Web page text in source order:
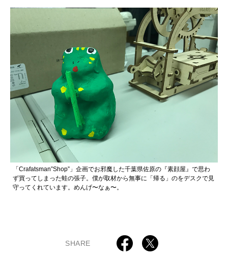
「Crafatsman”Shop”」企画でお邪魔した千葉県佐原の『素顔屋』で思わ
ず買ってしまった蛙の張子。僕が取材から無事に「帰る」のをデスクで見
守ってくれています。めんげ〜なぁ〜。
SHARE